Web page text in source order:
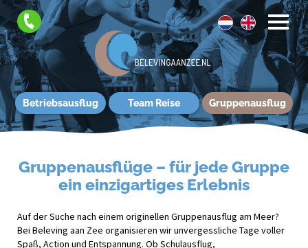
Betriebsausflug Team Reise Gruppenausflug
Gruppenausflüge – für jede Gruppe
ein einzigartiges Erlebnis
Auf der Suche nach einem originellen Gruppenausflug am Meer?
Bei Beleving aan Zee organisieren wir unvergessliche Tage voller
Spaß, Action und Entspannung. Ob Schulausflug,